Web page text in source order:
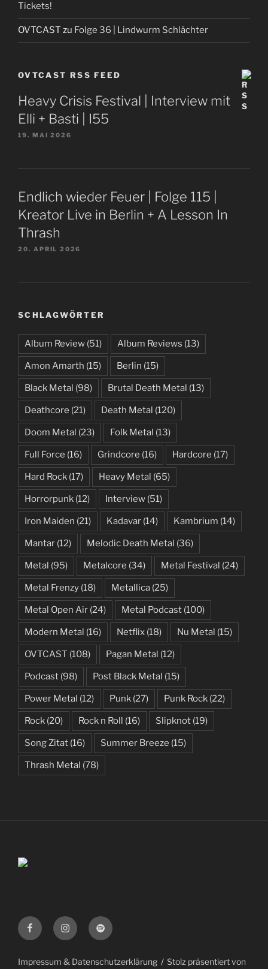
Tickets!
OVTCAST zu Folge 36 | Lindwurm Schlächter
OVTCAST RSS FEED
Heavy Crisis Festival | Interview mit
Elli + Basti | I55
19. MAI 2026
Endlich wieder Feuer | Folge 115 |
Kreator Live in Berlin + A Lesson In
Thrash
20. APRIL 2026
SCHLAGWÖRTER
Album Review (51) Album Reviews (13)
Amon Amarth (15) Berlin (15)
Black Metal (98) Brutal Death Metal (13)
Deathcore (21) Death Metal (120)
Doom Metal (23) Folk Metal (13)
Full Force (16) Grindcore (16) Hardcore (17)
Hard Rock (17) Heavy Metal (65)
Horrorpunk (12) Interview (51)
Iron Maiden (21) Kadavar (14) Kambrium (14)
Mantar (12) Melodic Death Metal (36)
Metal (95) Metalcore (34) Metal Festival (24)
Metal Frenzy (18) Metallica (25)
Metal Open Air (24) Metal Podcast (100)
Modern Metal (16) Netflix (18) Nu Metal (15)
OVTCAST (108) Pagan Metal (12)
Podcast (98) Post Black Metal (15)
Power Metal (12) Punk (27) Punk Rock (22)
Rock (20) Rock n Roll (16) Slipknot (19)
Song Zitat (16) Summer Breeze (15)
Thrash Metal (78)
FacebookInstagramSpotify
Impressum & Datenschutzerklärung Stolz präsentiert von